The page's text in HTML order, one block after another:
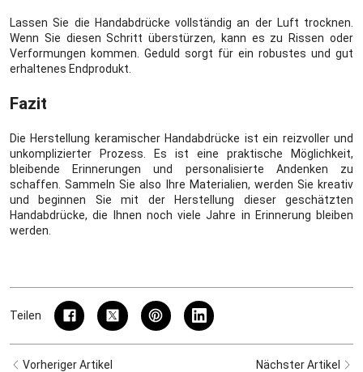
Lassen Sie die Handabdrücke vollständig an der Luft trocknen.
Wenn Sie diesen Schritt überstürzen, kann es zu Rissen oder
Verformungen kommen. Geduld sorgt für ein robustes und gut
erhaltenes Endprodukt.
Fazit
Die Herstellung keramischer Handabdrücke ist ein reizvoller und
unkomplizierter Prozess. Es ist eine praktische Möglichkeit,
bleibende Erinnerungen und personalisierte Andenken zu
schaffen. Sammeln Sie also Ihre Materialien, werden Sie kreativ
und beginnen Sie mit der Herstellung dieser geschätzten
Handabdrücke, die Ihnen noch viele Jahre in Erinnerung bleiben
werden.
Teilen
Vorheriger Artikel Nächster Artikel